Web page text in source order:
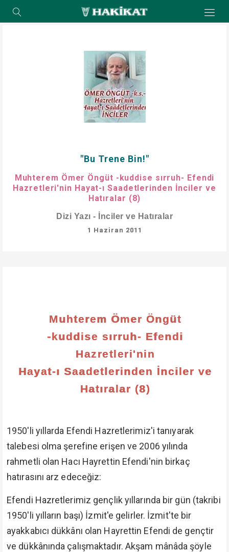
"Bu Trene Bin!"
Muhterem Ömer Öngüt -kuddise sırruh- Efendi
Hazretleri'nin Hayat-ı Saadetlerinden İnciler ve
Hatıralar (8)
Dizi Yazı - İnciler ve Hatıralar
1 Haziran 2011
Muhterem Ömer Öngüt
-kuddise sırruh- Efendi
Hazretleri'nin
Hayat-ı Saadetlerinden İnciler ve
Hatıralar (8)
1950'li yıllarda Efendi Hazretlerimiz'i tanıyarak
talebesi olma şerefine erişen ve 2006 yılında
rahmetli olan Hacı Hayrettin Efendi'nin birkaç
hatırasını arz edeceğiz:
Efendi Hazretlerimiz gençlik yıllarında bir gün (takribi
1950'li yılların başı) İzmit'e gelirler. İzmit'te bir
ayakkabıcı dükkânı olan Hayrettin Efendi de gençtir
ve dükkânında çalışmaktadır. Akşam mânâda şöyle